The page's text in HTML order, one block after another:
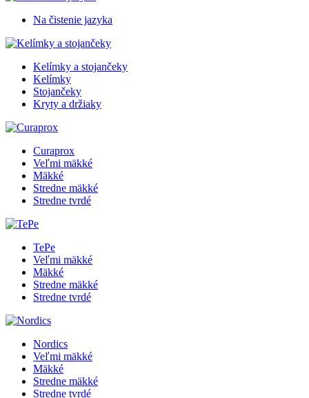
Na čistenie jazyka
Kelímky a stojančeky
Kelímky
Stojančeky
Kryty a držiaky
Curaprox
Veľmi mäkké
Mäkké
Stredne mäkké
Stredne tvrdé
TePe
Veľmi mäkké
Mäkké
Stredne mäkké
Stredne tvrdé
Nordics
Veľmi mäkké
Mäkké
Stredne mäkké
Stredne tvrdé